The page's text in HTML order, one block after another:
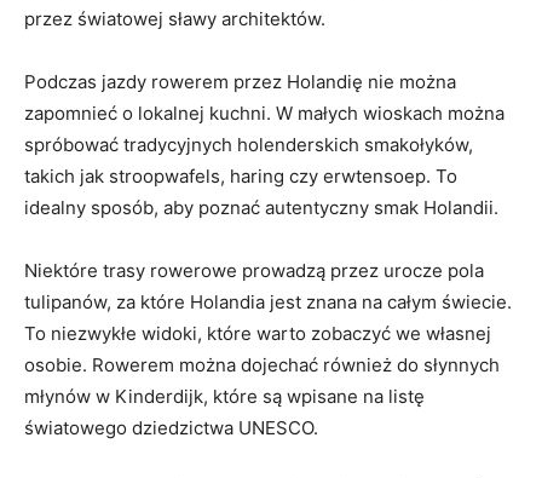
przez światowej sławy​ architektów.
Podczas jazdy rowerem przez​ Holandię⁢ nie można‌
zapomnieć⁢ o lokalnej‌ kuchni. W ⁣małych wioskach można
spróbować tradycyjnych holenderskich ‍smakołyków,
takich ‍jak stroopwafels, ⁤haring ‍czy ⁢erwtensoep. To
idealny sposób, aby poznać ⁤autentyczny smak Holandii.
Niektóre ‌trasy ⁤rowerowe prowadzą przez​ urocze pola
⁢tulipanów, za które Holandia⁤ jest⁢ znana na całym ​świecie.
To niezwykłe ​widoki,⁤ które warto zobaczyć we⁤ własnej
osobie. Rowerem można dojechać również do ⁢słynnych
młynów w Kinderdijk, które ​są ‌wpisane na listę⁤
światowego ⁤dziedzictwa UNESCO.